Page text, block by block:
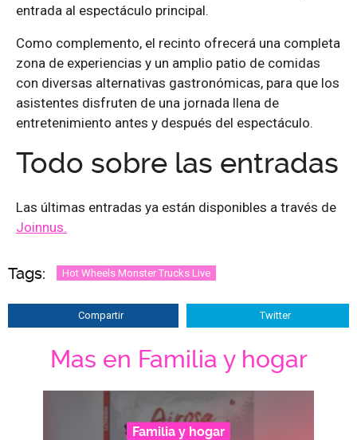
entrada al espectáculo principal.
Como complemento, el recinto ofrecerá una completa
zona de experiencias y un amplio patio de comidas
con diversas alternativas gastronómicas, para que los
asistentes disfruten de una jornada llena de
entretenimiento antes y después del espectáculo.
Todo sobre las entradas
Las últimas entradas ya están disponibles a través de
Joinnus.
Tags: Hot Wheels Monster Trucks Live
Compartir Twitter
Mas en Familia y hogar
Familia y hogar